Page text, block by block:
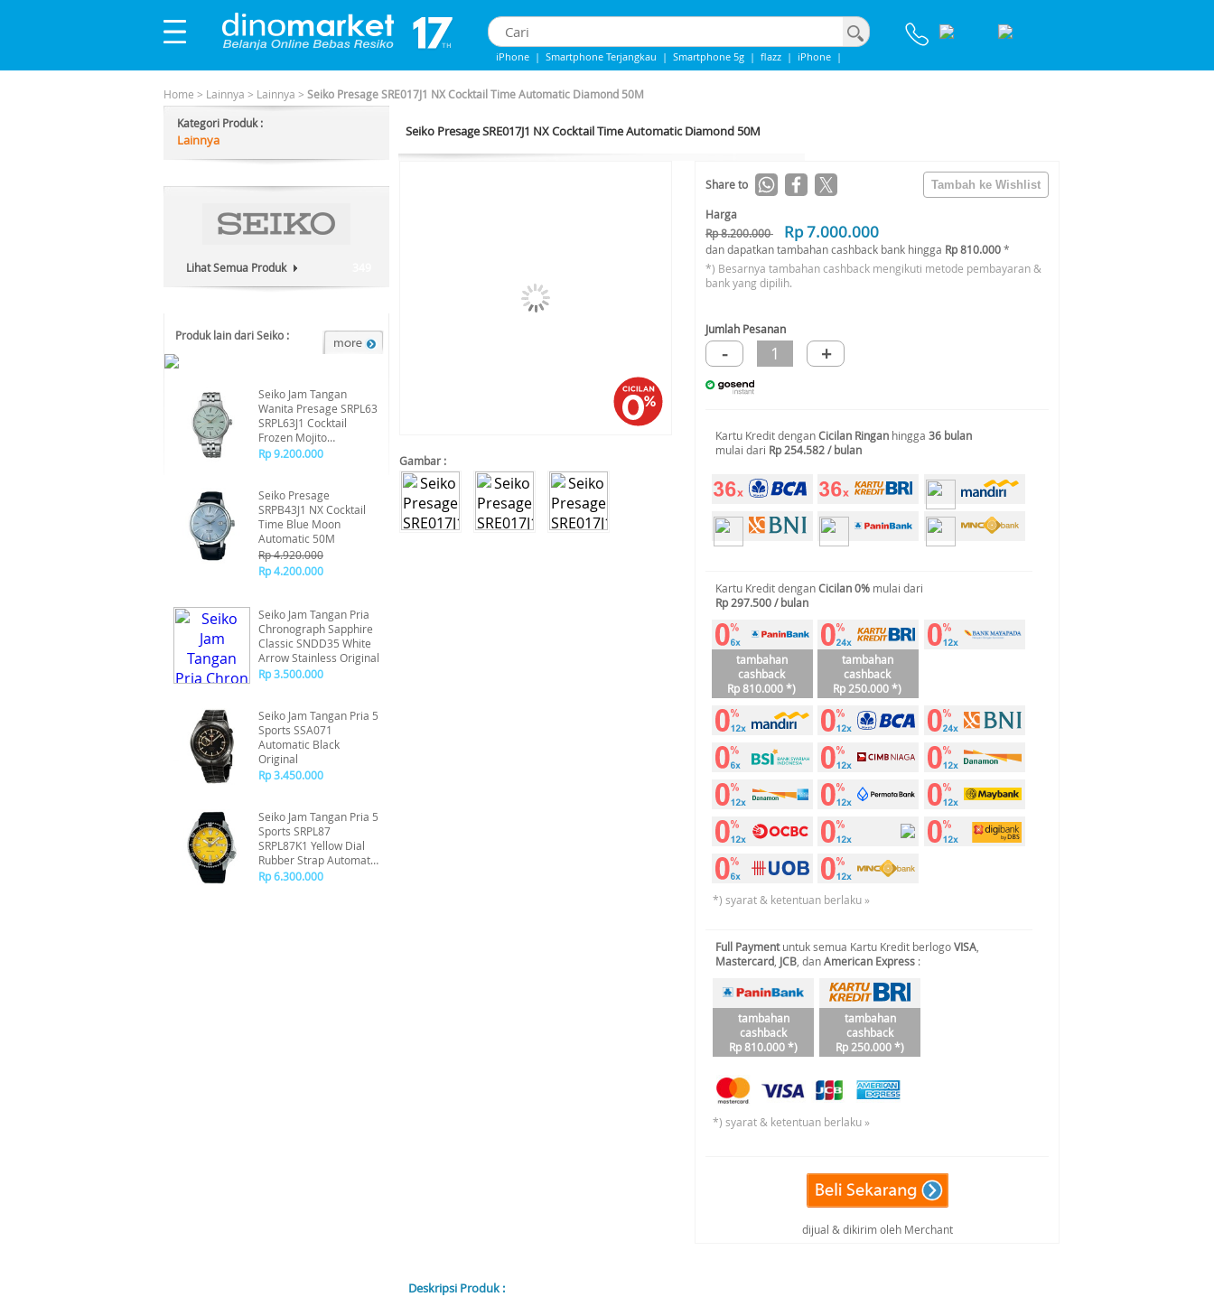
iPhone | Smartphone Terjangkau | Smartphone 5g | flazz | iPhone |
Home > Lainnya > Lainnya > Seiko Presage SRE017J1 NX Cocktail Time Automatic Diamond 50M
Kategori Produk :
Lainnya
Lihat Semua Produk
Produk lain dari Seiko :
Seiko Jam Tangan
Wanita Presage SRPL63
SRPL63J1 Cocktail
Frozen Mojito
Automatic Original
Rp 9.200.000
Seiko Presage
SRPB43J1 NX Cocktail
Time Blue Moon
Automatic 50M
Rp 4.920.000
Rp 4.200.000
Seiko Jam Tangan Pria
Chronograph Sapphire
Classic SNDD35 White
Arrow Stainless Original
Rp 3.500.000
Seiko Jam Tangan Pria 5
Sports SSA071
Automatic Black
Original
Rp 3.450.000
Seiko Jam Tangan Pria 5
Sports SRPL87
SRPL87K1 Yellow Dial
Rubber Strap Automatic
Original
Rp 6.300.000
Seiko Presage SRE017J1 NX Cocktail Time Automatic Diamond 50M
Gambar :
Share to
Harga
Rp 8.200.000
Rp 7.000.000
dan dapatkan tambahan cashback bank hingga Rp 810.000*
*) Besarnya tambahan cashback mengikuti metode pembayaran &
bank yang dipilih.
Jumlah Pesanan
- 1 +
Kartu Kredit denganCicilan Ringan hingga 36 bulan
mulai dari Rp 254.582 / bulan
Kartu Kredit denganCicilan 0% mulai dari
Rp 297.500 / bulan
tambahan
cashback
Rp 810.000 *)
tambahan
cashback
Rp 250.000 *)
*) syarat & ketentuan berlaku »
Full Paymentuntuk semua Kartu Kredit berlogoVISA
Mastercard JCB , danAmerican Express :
tambahan
cashback
Rp 810.000 *)
tambahan
cashback
Rp 250.000 *)
*) syarat & ketentuan berlaku »
dijual & dikirim oleh Merchant
Deskripsi Produk :